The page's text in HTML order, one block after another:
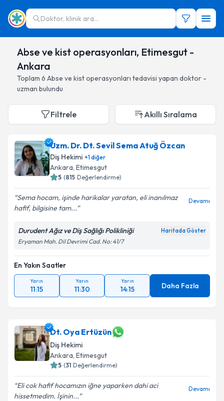
Doktor, klinik ara...
Abse ve kist operasyonları, Etimesgut -
Ankara
Toplam 6 Abse ve kist operasyonları tedavisi yapan doktor -
uzman bulundu
Filtrele Akıllı Sıralama
Uzm. Dr. Dt. Sevil Sema Atuğ Özcan
Diş Hekimi +1diğer
Ankara, Etimesgut
5 (815 Değerlendirme)
Sema hocam, işinde harikalar yaratan, eli inanılmaz
hafif, bilgisine tam...
Devamı
Durudent Ağız ve Diş Sağlığı Polikliniği Haritada Göster
Eryaman Mah. Dil Devrimi Cad. No: 41/7
En Yakın Saatler
Yarın
11:15
Yarın
11:30
Yarın
14:15 Daha Fazla
Dt. Oya Ertüzün
Diş Hekimi
Ankara, Etimesgut
5 (31 Değerlendirme)
Eli cok hafif hocamızın iğne yaparken dahi aci
hissetmedim. İşinin...
Devamı